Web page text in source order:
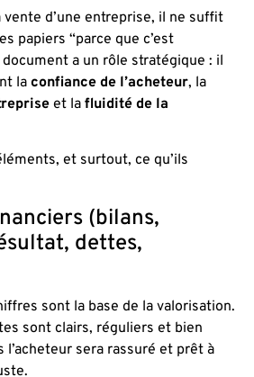
vente d’une entreprise, il ne suffit
papiers “parce que c’est
a un rôle stratégique : il
la confiance de l’acheteur, la
et la fluidité de la
et surtout, ce qu’ils
(bilans,
dettes,
sont la base de la valorisation.
sont clairs, réguliers et bien
l’acheteur sera rassuré et prêt à